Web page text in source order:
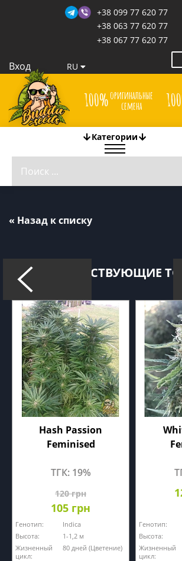
+38 099 77 620 77
+38 063 77 620 77
+38 067 77 620 77
Вход RU
100%оригинальные
семена
Категории
« Назад к списку
СОПУТСТВУЮЩИЕ
Hash Passion
Feminised
ТГК: 19%
120 грн
105 грн
Генотип:
Indica
Высота:
1-1,2 м
Жизненный
цикл:
80 дней (Цветение)
Генотип:
Высота:
Жизненный
цикл: